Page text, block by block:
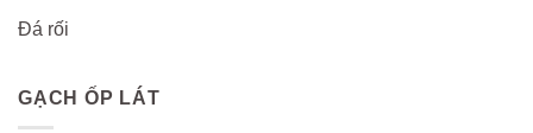
Đá rối
GẠCH ỐP LÁT